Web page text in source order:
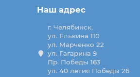
Наш адрес
г. Челябинск,
ул. Елькина 110
ул. Марченко 22
ул. Гагарина 9
Пр. Победы 163
ул. 40 летия Победы 26